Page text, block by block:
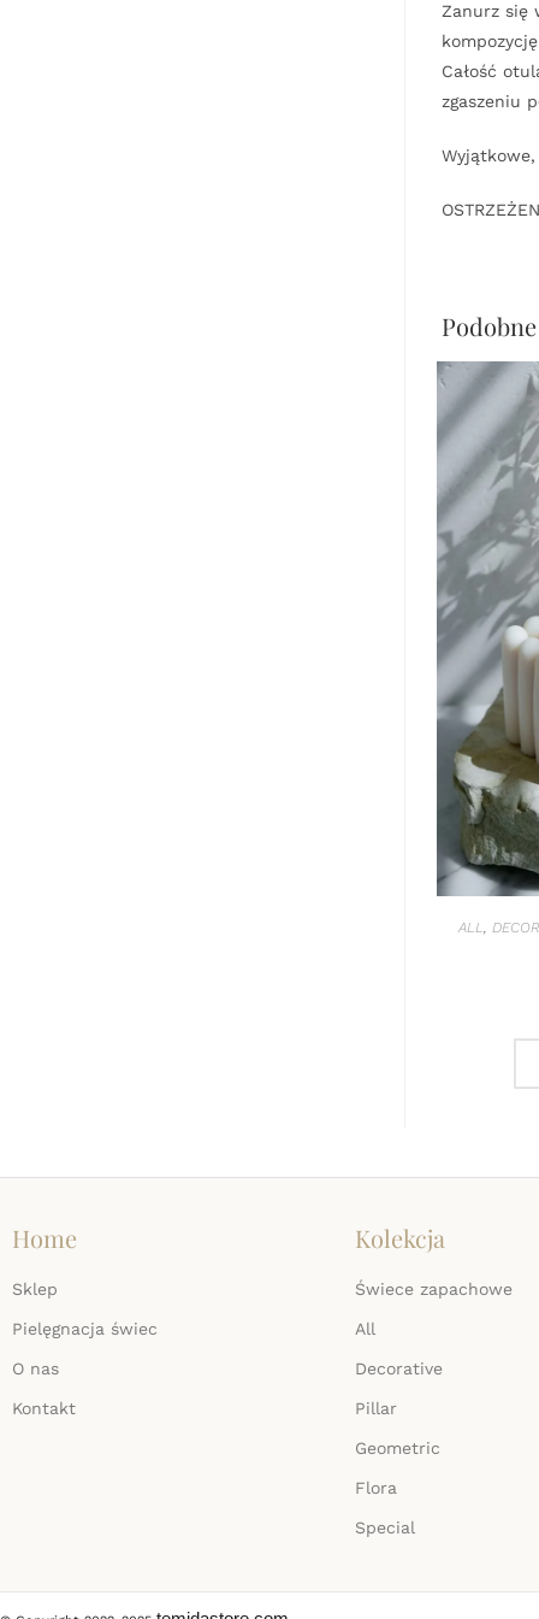
Zanurz się
Całość
zgaszeniu
ALL,
Home
Sklep
Pielęgnacja świec
O nas
Kontakt
Kolekcja
Świece zapachowe
All
Decorative
Pillar
Geometric
Flora
Special